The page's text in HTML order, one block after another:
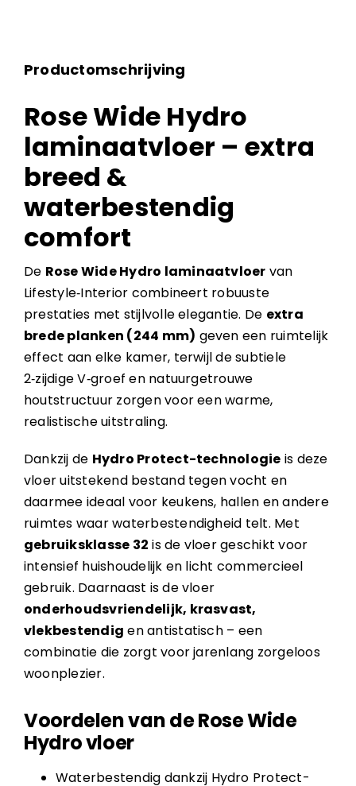
Productomschrijving
Rose Wide Hydro
laminaatvloer – extra
breed &
waterbestendig
comfort
De Rose Wide Hydro laminaatvloer van
Lifestyle‑Interior combineert robuuste
prestaties met stijlvolle elegantie. De extra
brede planken (244 mm) geven een ruimtelijk
effect aan elke kamer, terwijl de subtiele
2‑zijdige V‑groef en natuurgetrouwe
houtstructuur zorgen voor een warme,
realistische uitstraling.
Dankzij de Hydro Protect-technologie is deze
vloer uitstekend bestand tegen vocht en
daarmee ideaal voor keukens, hallen en andere
ruimtes waar waterbestendigheid telt. Met
gebruiksklasse 32 is de vloer geschikt voor
intensief huishoudelijk en licht commercieel
gebruik. Daarnaast is de vloer
onderhoudsvriendelijk, krasvast,
vlekbestendig en antistatisch – een
combinatie die zorgt voor jarenlang zorgeloos
woonplezier.
Voordelen van de Rose Wide
Hydro vloer
Waterbestendig dankzij Hydro Protect-